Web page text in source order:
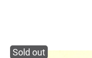
Sold out